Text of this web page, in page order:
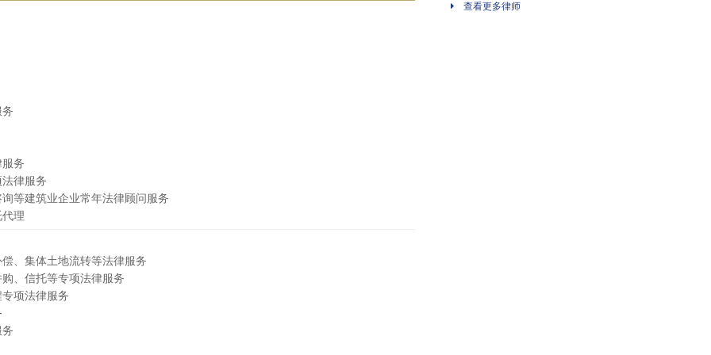
务
律服务
等建筑业企业常年法律顾问服务
理
、集体土地流转等法律服务
、信托等专项法律服务
项法律服务
查看更多律师